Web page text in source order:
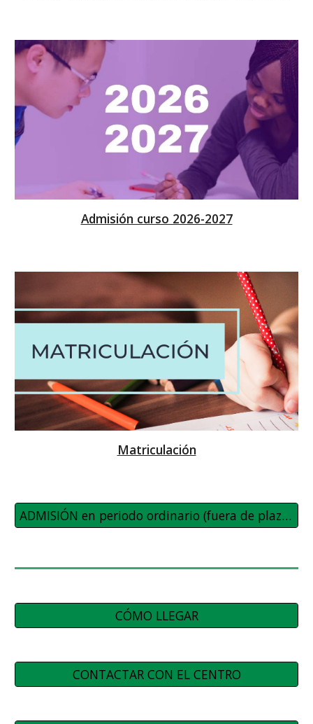
Admisión curso 2026-2027
Matriculación
ADMISIÓN en periodo ordinario (fuera de plazos de matrícula)
CÓMO LLEGAR
CONTACTAR CON EL CENTRO